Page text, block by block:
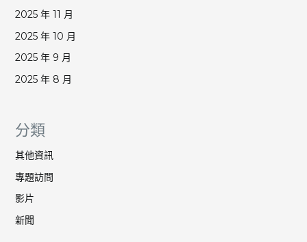
2025 年 11 月
2025 年 10 月
2025 年 9 月
2025 年 8 月
分類
其他資訊
專題訪問
影片
新聞